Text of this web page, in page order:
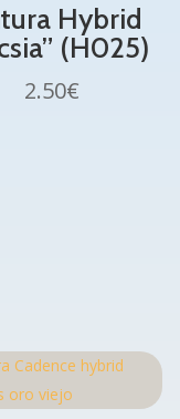
Hybrid
(H025)
2.50€